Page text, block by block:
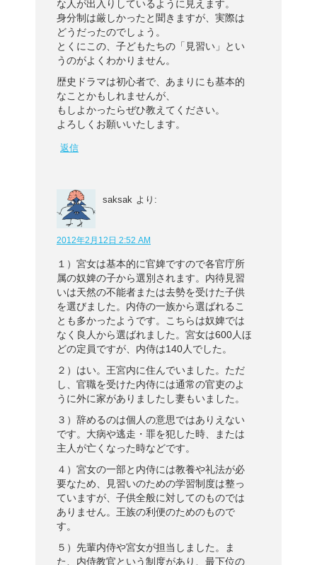
な人が出入りしているように見えます。
身分制は厳しかったと聞きますが、実際は
どうだったのでしょう。
とくにこの、子どもたちの「見習い」とい
うのがよくわかりません。
歴史ドラマは初心者で、あまりにも基本的
なことかもしれませんが、
もしよかったらぜひ教えてください。
よろしくお願いいたします。
返信
saksak より:
2012年2月12日 2:52 AM
１）宮女は基本的に官婢ですので各官庁所
属の奴婢の子から選別されます。内待見習
いは天然の不能者または去勢を受けた子供
を選びました。内侍の一族から選ばれるこ
とも多かったようです。こちらは奴婢では
なく良人から選ばれました。宮女は600人ほ
どの定員ですが、内侍は140人でした。
２）はい。王宮内に住んでいました。ただ
し、官職を受けた内侍には通常の官吏のよ
うに外に家がありましたし妻もいました。
３）辞めるのは個人の意思ではありえない
です。大病や逃走・罪を犯した時、または
主人が亡くなった時などです。
４）宮女の一部と内侍には教養や礼法が必
要なため、見習いのための学習制度は整っ
ていますが、子供全般に対してのものでは
ありません。王族の利便のためのもので
す。
５）先輩内侍や宮女が担当しました。ま
た、内侍教官という制度があり、最下位の